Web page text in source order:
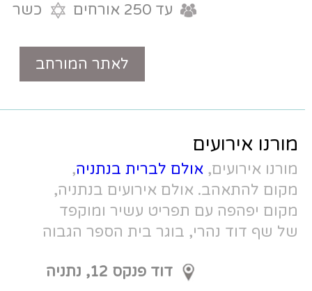
כשר
טלפון
לברית בנתניה,
אירועים בנתניה,
עשיר ומוקפד
בית הספר הגבוה